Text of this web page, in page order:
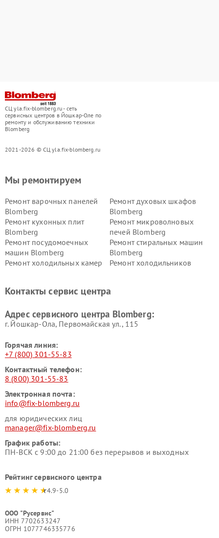
СЦ yla.fix-blomberg.ru - сеть
сервисных центров в Йошкар-Оле по
ремонту и обслуживанию техники
Blomberg
2021-2026 © СЦ yla.fix-blomberg.ru
Мы ремонтируем
Ремонт варочных панелей
Blomberg
Ремонт духовых шкафов
Blomberg
Ремонт кухонных плит
Blomberg
Ремонт микроволновых
печей Blomberg
Ремонт посудомоечных
машин Blomberg
Ремонт стиральных машин
Blomberg
Ремонт холодильных камер
Ремонт холодильников
Контакты сервис центра
Адрес сервисного центра Blomberg:
г. Йошкар-Ола, Первомайская ул., 115
Горячая линия:
+7 (800) 301-55-83
Контактный телефон:
8 (800) 301-55-83
Электронная почта:
info@fix-blomberg.ru
для юридических лиц
manager@fix-blomberg.ru
График работы:
ПН-ВСК с 9:00 до 21:00 без перерывов и выходных
Рейтинг сервисного центра
4.9-5.0
ООО "Русервис"
ИНН 7702633247
ОГРН 1077746335776